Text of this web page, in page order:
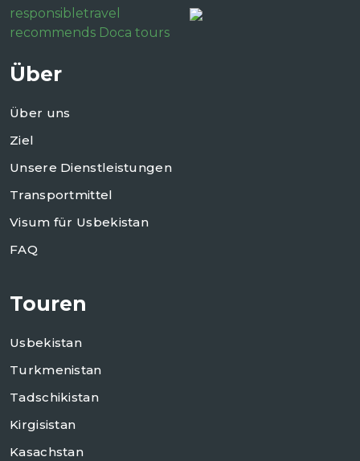
responsibletravel
recommends Doca tours
Über
Über uns
Ziel
Unsere Dienstleistungen
Transportmittel
Visum für Usbekistan
FAQ
Touren
Usbekistan
Turkmenistan
Tadschikistan
Kirgisistan
Kasachstan